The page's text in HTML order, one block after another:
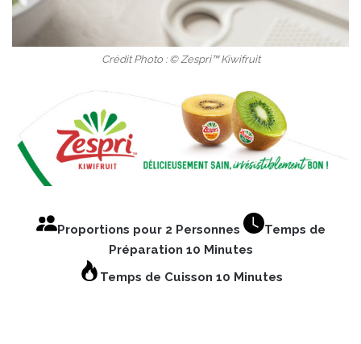
Crédit Photo : © Zespri™ Kiwifruit
Proportions pour 2 Personnes
Temps de
Préparation 10 Minutes
Temps de Cuisson 10 Minutes